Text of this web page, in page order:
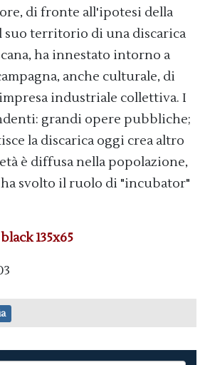
di fronte all'ipotesi della
suo territorio di una discarica
ha innestato intorno a
anche culturale, di
industriale collettiva. I
grandi opere pubbliche;
la discarica oggi crea altro
è diffusa nella popolazione,
svolto il ruolo di "incubator"